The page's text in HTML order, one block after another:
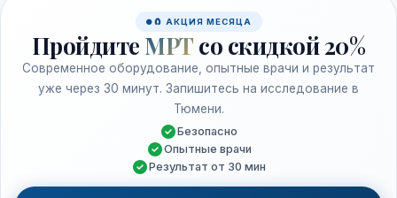
🧲 АКЦИЯ МЕСЯЦА
Пройдите МРТ со скидкой 20%
Современное оборудование, опытные врачи и результат
уже через 30 минут. Запишитесь на исследование в
Тюмени.
Безопасно
Опытные врачи
Результат от 30 мин